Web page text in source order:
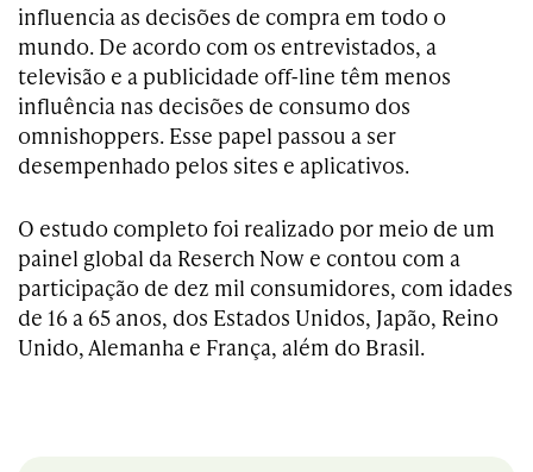
influencia as decisões de compra em todo o
mundo. De acordo com os entrevistados, a
televisão e a publicidade off-line têm menos
influência nas decisões de consumo dos
omnishoppers. Esse papel passou a ser
desempenhado pelos sites e aplicativos.
O estudo completo foi realizado por meio de um
painel global da Reserch Now e contou com a
participação de dez mil consumidores, com idades
de 16 a 65 anos, dos Estados Unidos, Japão, Reino
Unido, Alemanha e França, além do Brasil.